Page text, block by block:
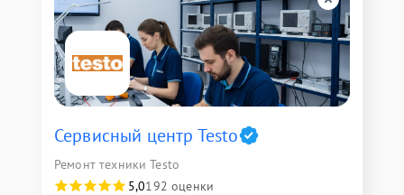
Сервисный центр Testo
Ремонт техники Testo
5,0192 оценки